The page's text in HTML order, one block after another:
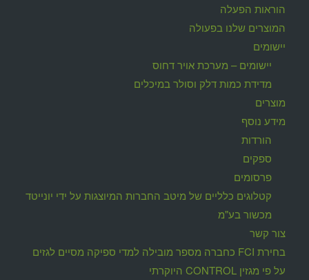
הוראות הפעלה
המוצרים שלנו בפעולה
יישומים
יישומים – מערכת אויר דחוס
מדידת כמות דלק וסולר במיכלים
מוצרים
מידע נוסף
הורדות
ספקים
פרסומים
קטלוגים כלליים של מיטב החברות המיוצגות על ידי יונייטד
מכשור בע"מ
צור קשר
בחירת FCI כחברה מספר מובילה למדי ספיקה מסיים לגזים
על פי מגזין CONTROL היוקרתי